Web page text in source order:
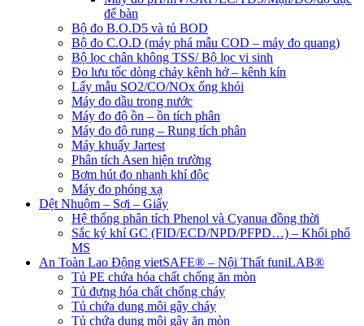
để bàn
Bộ đo B.O.D5 và tủ BOD
Bộ đo C.O.D (máy phá mẫu COD – máy đo quang)
Bộ lọc chân không TSS/ Bộ lọc vi sinh
Đo lưu tốc dòng chảy kênh hở – kênh kín
Lấy mẫu SO2/CO/NOx ống khói
Máy đo dầu trong nước
Máy đo độ ồn – ồn tích phân
Máy đo độ rung – Rung tích phân
Máy khuấy Jartest
Phân tích Asen hiện trường
Bơm hút đo nhanh khí độc
Máy đo phóng xạ
Dệt Nhuộm – Sợi – Giấy
Hệ thống phân tích Phenol và Cyanua đồng thời
Sắc ký khí GC (FID/ECD/NPD/PFPD…) – Khối phổ
MS
An Toàn Lao Động vietSAFE® – Nội Thất funiLAB®
Tủ PE chứa hóa chất chống ăn mòn
Tủ đựng hóa chất chống cháy
Tủ chứa dung môi gây cháy
Tủ chứa dung môi gây ăn mòn